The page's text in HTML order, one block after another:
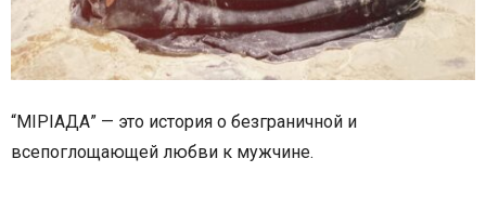
“МІРІАДА” — это история о безграничной и
всепоглощающей любви к мужчине.